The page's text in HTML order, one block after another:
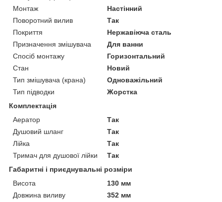
Монтаж
Настінний
Поворотний вилив
Так
Покриття
Нержавіюча сталь
Призначення змішувача
Для ванни
Спосіб монтажу
Горизонтальний
Стан
Новий
Тип змішувача (крана)
Одноважільний
Тип підводки
Жорстка
Комплектація
Аератор
Так
Душовий шланг
Так
Лійка
Так
Тримач для душової лійки
Так
Габаритні і приєднувальні розміри
Висота
130 мм
Довжина виливу
352 мм